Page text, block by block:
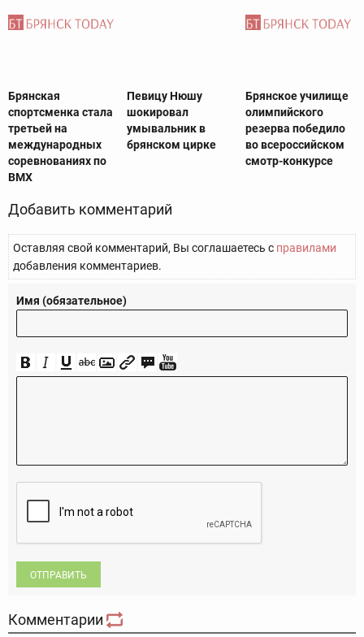
Брянская
спортсменка стала
третьей на
международных
соревнованиях по
ВМХ
Певицу Нюшу
шокировал
умывальник в
брянском цирке
Брянское училище
олимпийского
резерва победило
во всероссийском
смотр-конкурсе
Добавить комментарий
Оставляя свой комментарий, Вы соглашаетесь с правилами
добавления комментариев.
Имя (обязательное)
ОТПРАВИТЬ
Комментарии